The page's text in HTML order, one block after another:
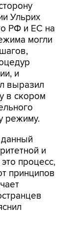
Ульрих
РФ и ЕС на
могли
и
выразил
в скором
режиму.
и
процесс,
принципов